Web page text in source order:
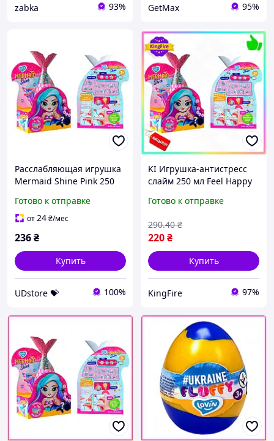
zabka 93% GetMax 95%
Расслабляющая игрушка
Mermaid Shine Pink 250
Lovin UDstore -store-with-
good-prices-
Готово к отправке
от24₴/мес
236₴
Купить
UDstore 💝 100%
KI Игрушка-антистресс
слайм 250 мл Feel Happy
блестящими бусинками
Готово к отправке
220₴
290.40 ₴
Купить
KingFire 97%